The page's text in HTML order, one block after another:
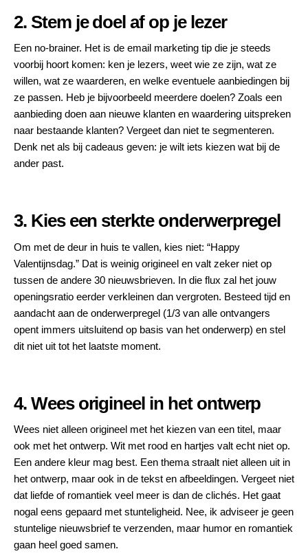
2. Stem je doel af op je lezer
Een no-brainer. Het is de email marketing tip die je steeds
voorbij hoort komen: ken je lezers, weet wie ze zijn, wat ze
willen, wat ze waarderen, en welke eventuele aanbiedingen bij
ze passen. Heb je bijvoorbeeld meerdere doelen? Zoals een
aanbieding doen aan nieuwe klanten en waardering uitspreken
naar bestaande klanten? Vergeet dan niet te segmenteren.
Denk net als bij cadeaus geven: je wilt iets kiezen wat bij de
ander past.
3. Kies een sterkte onderwerpregel
Om met de deur in huis te vallen, kies niet: “Happy
Valentijnsdag.” Dat is weinig origineel en valt zeker niet op
tussen de andere 30 nieuwsbrieven. In die flux zal het jouw
openingsratio eerder verkleinen dan vergroten. Besteed tijd en
aandacht aan de onderwerpregel (1/3 van alle ontvangers
opent immers uitsluitend op basis van het onderwerp) en stel
dit niet uit tot het laatste moment.
4. Wees origineel in het ontwerp
Wees niet alleen origineel met het kiezen van een titel, maar
ook met het ontwerp. Wit met rood en hartjes valt echt niet op.
Een andere kleur mag best. Een thema straalt niet alleen uit in
het ontwerp, maar ook in de tekst en afbeeldingen. Vergeet niet
dat liefde of romantiek veel meer is dan de clichés. Het gaat
nogal eens gepaard met stunteligheid. Nee, ik adviseer je geen
stuntelige nieuwsbrief te verzenden, maar humor en romantiek
gaan heel goed samen.